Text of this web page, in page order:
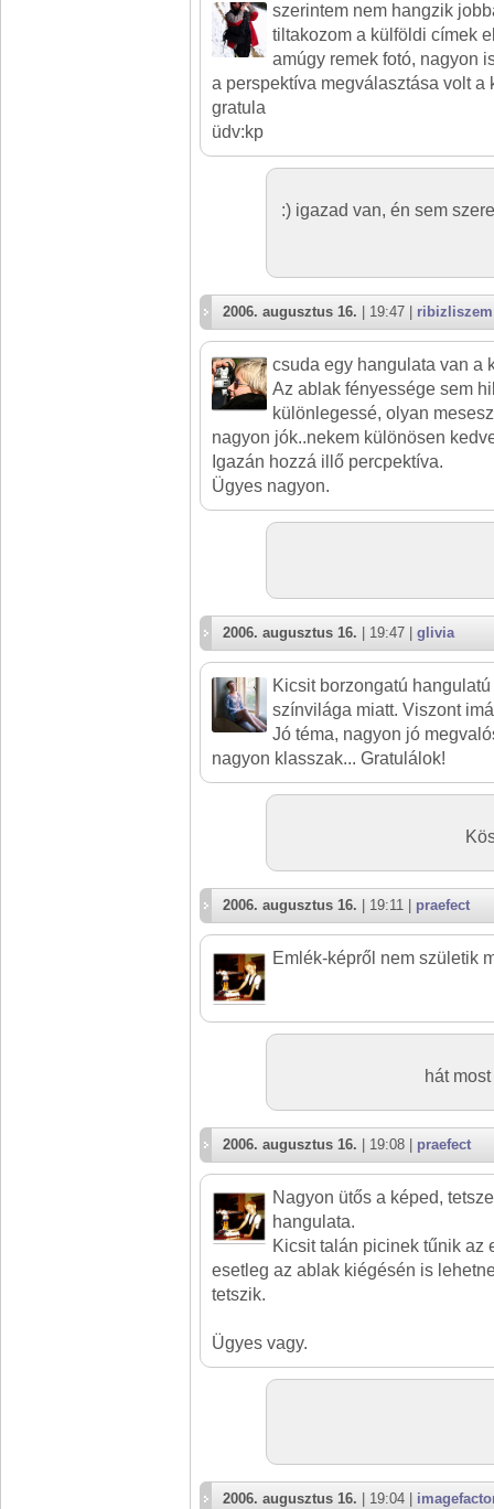
szerintem nem hangzik
tiltakozom a külföldi címek
amúgy remek fotó, nagyon
a perspektíva megválasztása volt a
gratula
üdv:kp
:) igazad van, én sem
2006. augusztus 16. | 19:47 | ribizliszem
csuda egy hangulata van a
Az ablak fényessége sem
különlegessé, olyan
nagyon jók..nekem különösen
Igazán hozzá illő percpektíva.
Ügyes nagyon.
2006. augusztus 16. | 19:47 | glivia
Kicsit borzongatú
színvilága miatt. Viszont
Jó téma, nagyon jó
nagyon klasszak... Gratulálok!
2006. augusztus 16. | 19:11 | praefect
Emlék-képről nem születik
hát
2006. augusztus 16. | 19:08 | praefect
Nagyon ütős a képed,
hangulata.
Kicsit talán picinek tűnik az
esetleg az ablak kiégésén is
tetszik.
Ügyes vagy.
2006. augusztus 16. | 19:04 |